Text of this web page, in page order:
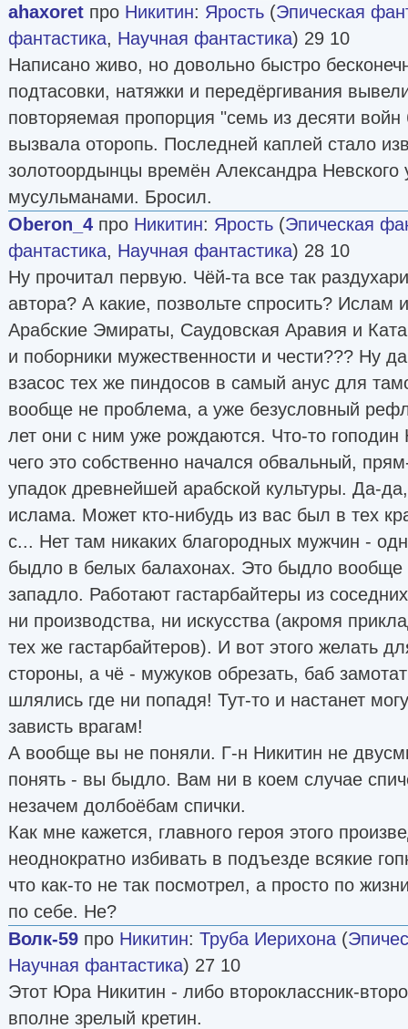
ahaxoret про Никитин: Ярость (Эпическая
фантастика, Научная фантастика) 29 10
Написано живо, но довольно быстро
подтасовки, натяжки и передёргивания
повторяемая пропорция "семь из десяти
вызвала оторопь. Последней каплей стало
золотоордынцы времён Александра Невского
мусульманами. Бросил.
Oberon_4 про Никитин: Ярость (Эпическая
фантастика, Научная фантастика) 28 10
Ну прочитал первую. Чёй-та все так
автора? А какие, позвольте спросить? Ислам
Арабские Эмираты, Саудовская Аравия и
и поборники мужественности и чести??? Ну
взасос тех же пиндосов в самый анус для
вообще не проблема, а уже безусловный
лет они с ним уже рождаются. Что-то гоподин
чего это собственно начался обвальный,
упадок древнейшей арабской культуры. Да-
ислама. Может кто-нибудь из вас был в тех
с... Нет там никаких благородных мужчин -
быдло в белых балахонах. Это быдло вообще
западло. Работают гастарбайтеры из
ни производства, ни искусства (акромя
тех же гастарбайтеров). И вот этого желать
стороны, а чё - мужуков обрезать, баб
шлялись где ни попадя! Тут-то и настанет
зависть врагам!
А вообще вы не поняли. Г-н Никитин не
понять - вы быдло. Вам ни в коем случае
незачем долбоёбам спички.
Как мне кажется, главного героя этого
неоднократно избивать в подъезде всякие
что как-то не так посмотрел, а просто по
по себе. Не?
Волк-59 про Никитин: Труба Иерихона (
Научная фантастика) 27 10
Этот Юра Никитин - либо второклассник-
вполне зрелый кретин.